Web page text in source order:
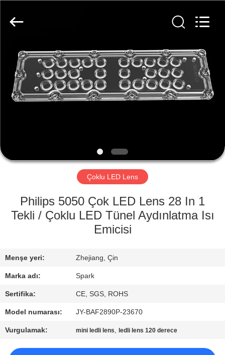
EVDE
ÜRÜN
FABRIKA
KALITE
BIZIMLE
İLETIŞIM
HABERLER
Co.,
Çoklu LED Lens
Philips 5050 Çok LED Lens 28 In 1
Tekli / Çoklu LED Tünel Aydınlatma Isı
Emicisi
Menşe yeri: Zhejiang, Çin
Marka adı: Spark
Sertifika: CE, SGS, ROHS
Model numarası: JY-BAF2890P-23670
Vurgulamak: mini ledli lens, ledli lens 120 derece